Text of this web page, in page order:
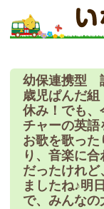
幼保連携型
歳児ぱんだ
休み！でも、
チャーの英
お歌を歌っ
り、音楽に
だったけれ
ましたね♪明
で、みんな